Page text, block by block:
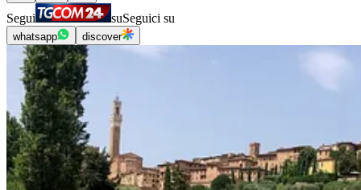
Segui suSeguici su
whatsapp discover